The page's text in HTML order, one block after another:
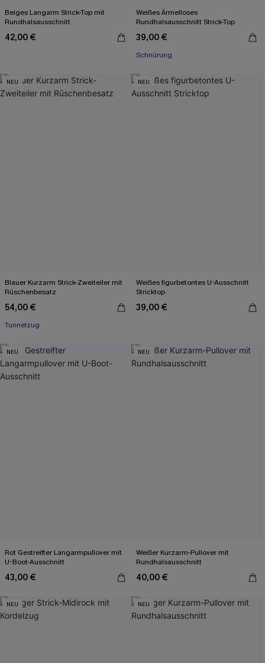
Beiges Langarm Strick-Top mit
Rundhalsausschnitt
42,00 €
Weißes Ärmelloses
Rundhalsausschnitt Strick-Top
39,00 €
Schnürung
NEU
Blauer Kurzarm Strick-Zweiteiler mit
Rüschenbesatz
54,00 €
Tunnelzug
NEU
Weißes figurbetontes U-Ausschnitt
Stricktop
39,00 €
NEU
Rot Gestreifter Langarmpullover mit
U-Boot-Ausschnitt
43,00 €
NEU
Weißer Kurzarm-Pullover mit
Rundhalsausschnitt
40,00 €
NEU NEU